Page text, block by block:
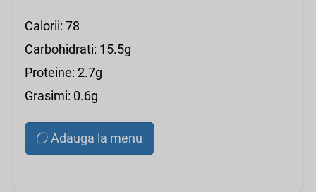
Calorii: 78
Carbohidrati: 15.5g
Proteine: 2.7g
Grasimi: 0.6g
Adauga la menu